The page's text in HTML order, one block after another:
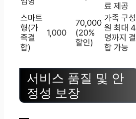
료 제공
스마트
형(가
족결
합)
1,000
70,000
(20%
할인)
가족 구성
원 최대 4
명까지 결
합 가능
서비스 품질 및 안
정성 보장